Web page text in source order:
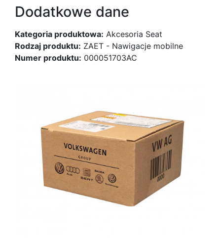
Dodatkowe dane
Kategoria produktowa: Akcesoria Seat
Rodzaj produktu: ZAET - Nawigacje mobilne
Numer produktu: 000051703AC